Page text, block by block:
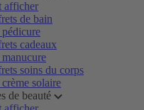
afficher
de bain
cadeaux
soins du corps
solaire
de beauté